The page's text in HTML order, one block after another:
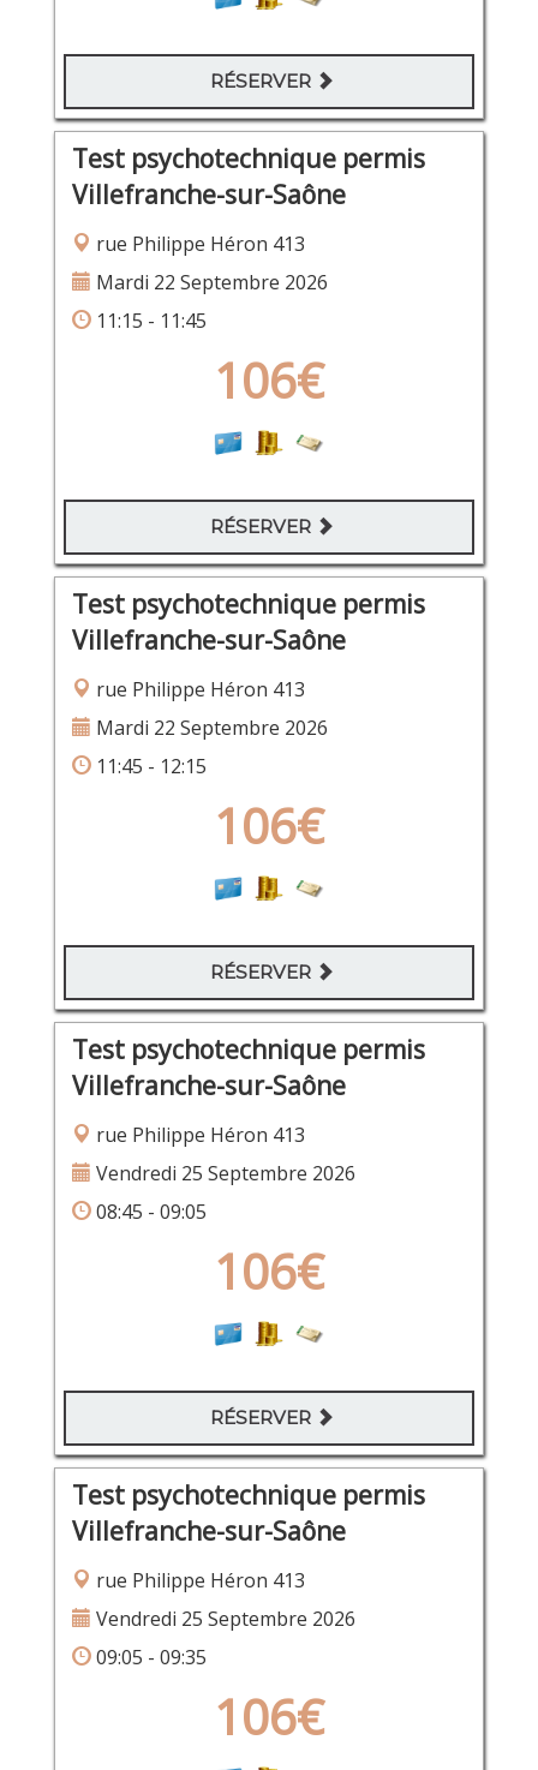
RÉSERVER
Test psychotechnique permis
Villefranche-sur-Saône
rue Philippe Héron 413
Mardi 22 Septembre 2026
11:15 - 11:45
106€
RÉSERVER
Test psychotechnique permis
Villefranche-sur-Saône
rue Philippe Héron 413
Mardi 22 Septembre 2026
11:45 - 12:15
106€
RÉSERVER
Test psychotechnique permis
Villefranche-sur-Saône
rue Philippe Héron 413
Vendredi 25 Septembre 2026
08:45 - 09:05
106€
RÉSERVER
Test psychotechnique permis
Villefranche-sur-Saône
rue Philippe Héron 413
Vendredi 25 Septembre 2026
09:05 - 09:35
106€